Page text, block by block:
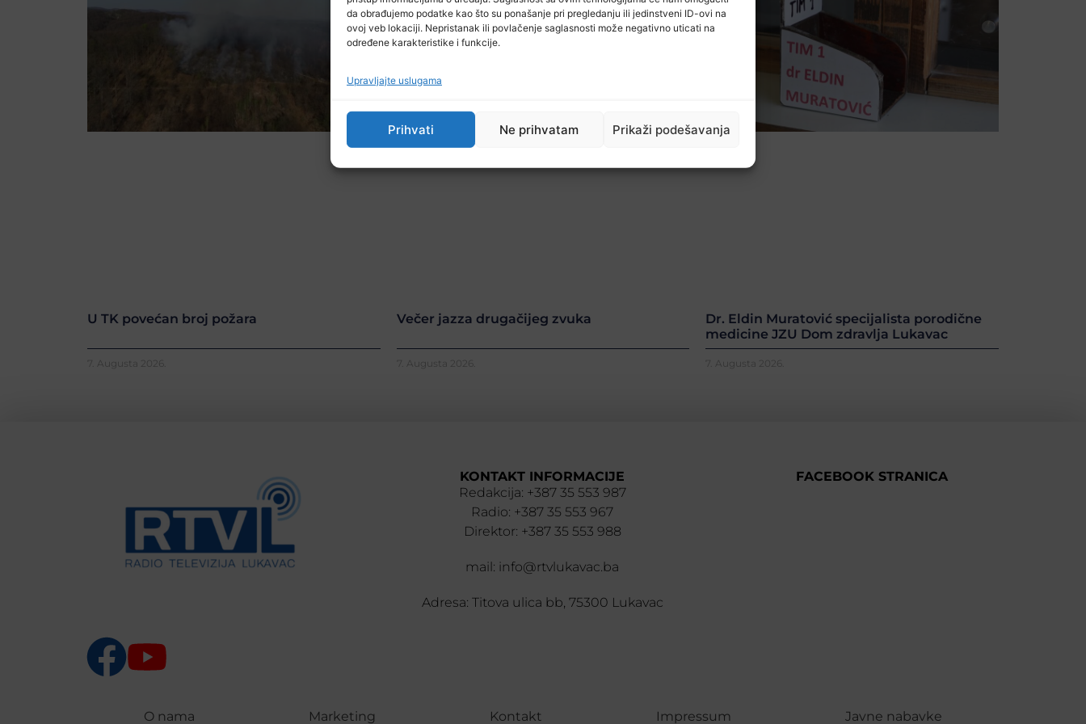
da obrađujemo podatke kao što su ponašanje pri pregledanju ili jedinstveni ID-ovi na
ovoj veb lokaciji. Nepristanak ili povlačenje saglasnosti može negativno uticati na
određene karakteristike i funkcije.
Upravljajte uslugama
Prihvati Ne prihvatam Prikaži podešavanja
U TK povećan broj požara
7. Augusta 2026.
Večer jazza drugačijeg zvuka
7. Augusta 2026.
Dr. Eldin Muratović specijalista porodične
medicine JZU Dom zdravlja Lukavac
7. Augusta 2026.
KONTAKT INFORMACIJE
Redakcija: +387 35 553 987
Radio: +387 35 553 967
Direktor: +387 35 553 988
mail: info@rtvlukavac.ba
Adresa: Titova ulica bb, 75300 Lukavac
FACEBOOK STRANICA
O nama Marketing Kontakt Impressum Javne nabavke